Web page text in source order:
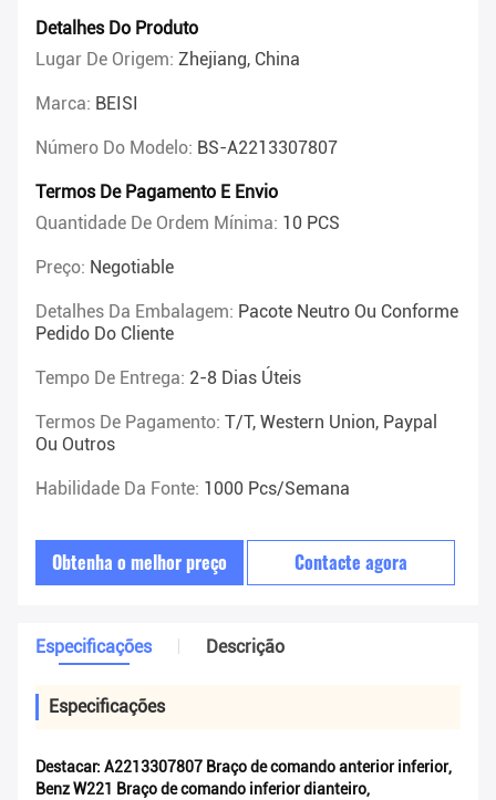
Detalhes Do Produto
Lugar De Origem: Zhejiang, China
Marca: BEISI
Número Do Modelo: BS-A2213307807
Termos De Pagamento E Envio
Quantidade De Ordem Mínima: 10 PCS
Preço: Negotiable
Detalhes Da Embalagem: Pacote Neutro Ou Conforme
Pedido Do Cliente
Tempo De Entrega: 2-8 Dias Úteis
Termos De Pagamento: T/T, Western Union, Paypal
Ou Outros
Habilidade Da Fonte: 1000 Pcs/semana
Obtenha o melhor preço Contacte agora
Especificações Descrição
Especificações
Destacar: A2213307807 Braço de comando anterior inferior,
Benz W221 Braço de comando inferior dianteiro,